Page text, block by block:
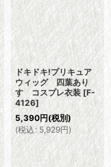
ドキドキ!プリキュア
ウィッグ 四葉あり
す コスプレ衣装 [F-
4126]
5,390円(税別)
(税込 : 5,929円)